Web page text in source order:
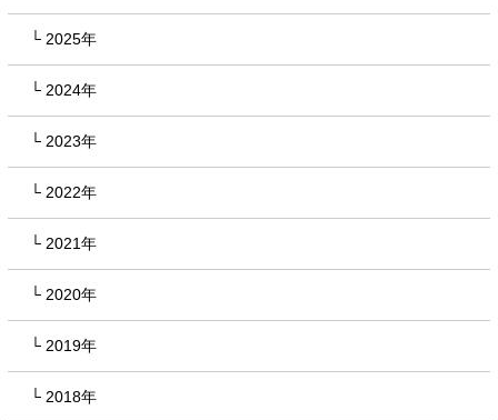
2025年
2024年
2023年
2022年
2021年
2020年
2019年
2018年